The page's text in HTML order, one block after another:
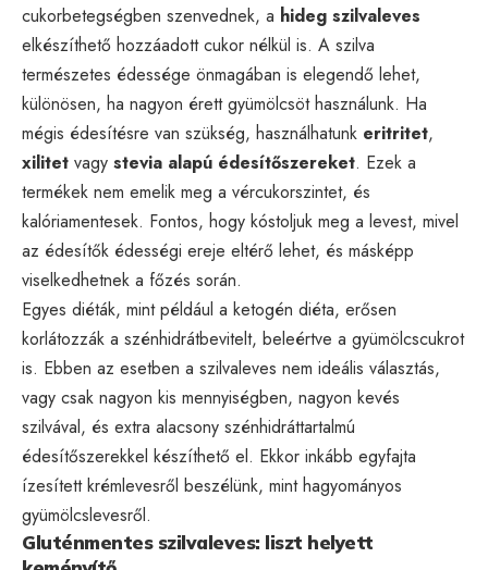
cukorbetegségben szenvednek, a hideg szilvaleves
elkészíthető hozzáadott cukor nélkül is. A szilva
természetes édessége önmagában is elegendő lehet,
különösen, ha nagyon érett gyümölcsöt használunk. Ha
mégis édesítésre van szükség, használhatunk eritritet,
xilitet vagy stevia alapú édesítőszereket. Ezek a
termékek nem emelik meg a vércukorszintet, és
kalóriamentesek. Fontos, hogy kóstoljuk meg a levest, mivel
az édesítők édességi ereje eltérő lehet, és másképp
viselkedhetnek a főzés során.
Egyes diéták, mint például a ketogén diéta, erősen
korlátozzák a szénhidrátbevitelt, beleértve a gyümölcscukrot
is. Ebben az esetben a szilvaleves nem ideális választás,
vagy csak nagyon kis mennyiségben, nagyon kevés
szilvával, és extra alacsony szénhidráttartalmú
édesítőszerekkel készíthető el. Ekkor inkább egyfajta
ízesített krémlevesről beszélünk, mint hagyományos
gyümölcslevesről.
Gluténmentes szilvaleves: liszt helyett